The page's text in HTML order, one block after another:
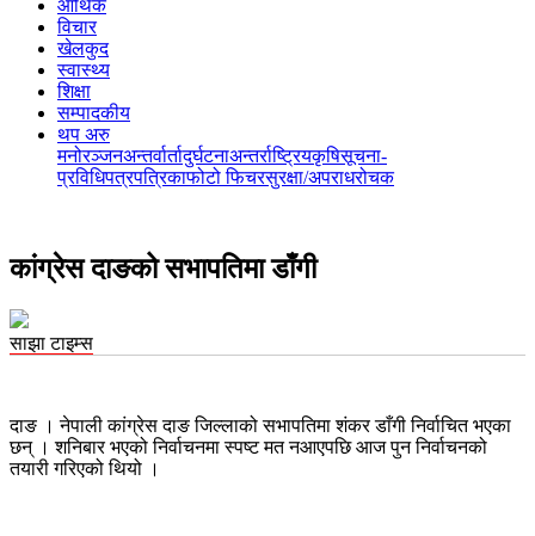
आर्थिक
विचार
खेलकुद
स्वास्थ्य
शिक्षा
सम्पादकीय
थप अरु
मनोरञ्जनअन्तर्वार्तादुर्घटनाअन्तर्राष्ट्रियकृषिसूचना-
प्रविधिपत्रपत्रिकाफोटो फिचरसुरक्षा/अपराधरोचक
कांग्रेस दाङको सभापतिमा डाँगी
साझा टाइम्स
दाङ । नेपाली कांग्रेस दाङ जिल्लाको सभापतिमा शंकर डाँगी निर्वाचित भएका
छन् । शनिबार भएको निर्वाचनमा स्पष्ट मत नआएपछि आज पुन निर्वाचनको
तयारी गरिएको थियो ।